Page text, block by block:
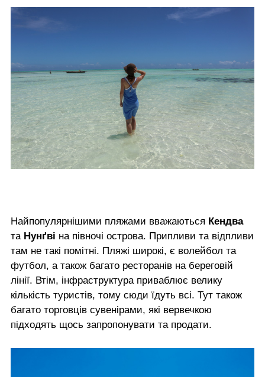
Найпопулярнішими пляжами вважаються Кендва
та Нунґві на півночі острова. Припливи та відпливи
там не такі помітні. Пляжі широкі, є волейбол та
футбол, а також багато ресторанів на береговій
лінії. Втім, інфраструктура приваблює велику
кількість туристів, тому сюди їдуть всі. Тут також
багато торговців сувенірами, які вервечкою
підходять щось запропонувати та продати.